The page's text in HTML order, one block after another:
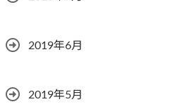
2019年6月
2019年5月